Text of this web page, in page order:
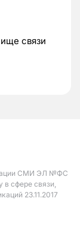
связи
СМИ ЭЛ №ФС
в сфере связи,
23.11.2017